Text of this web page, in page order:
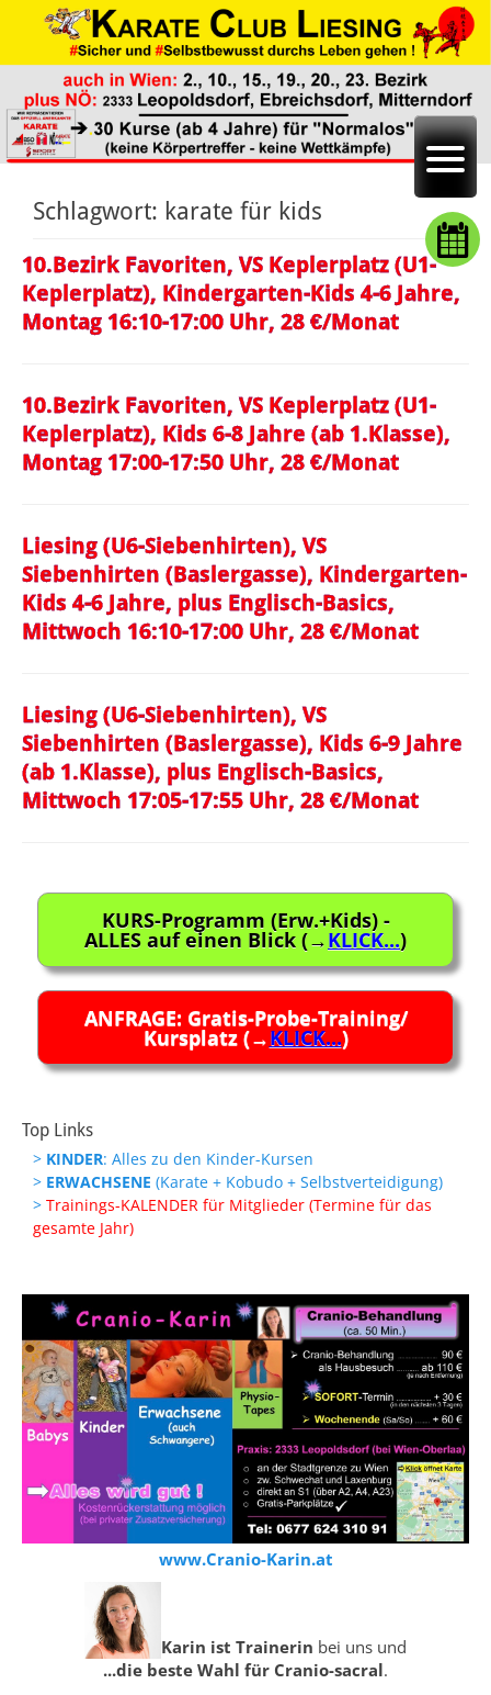
Schlagwort: karate für kids
10.Bezirk Favoriten, VS Keplerplatz (U1-
Keplerplatz), Kindergarten-Kids 4-6 Jahre,
Montag 16:10-17:00 Uhr, 28 €/Monat
10.Bezirk Favoriten, VS Keplerplatz (U1-
Keplerplatz), Kids 6-8 Jahre (ab 1.Klasse),
Montag 17:00-17:50 Uhr, 28 €/Monat
Liesing (U6-Siebenhirten), VS
Siebenhirten (Baslergasse), Kindergarten-
Kids 4-6 Jahre, plus Englisch-Basics,
Mittwoch 16:10-17:00 Uhr, 28 €/Monat
Liesing (U6-Siebenhirten), VS
Siebenhirten (Baslergasse), Kids 6-9 Jahre
(ab 1.Klasse), plus Englisch-Basics,
Mittwoch 17:05-17:55 Uhr, 28 €/Monat
KURS-Programm (Erw.+Kids) -
ALLES auf einen Blick (→KLICK...)
ANFRAGE: Gratis-Probe-Training/
Kursplatz (→KLICK...)
Top Links
> KINDER: Alles zu den Kinder-Kursen
> ERWACHSENE (Karate + Kobudo + Selbstverteidigung)
> Trainings-KALENDER für Mitglieder (Termine für das
gesamte Jahr)
www.Cranio-Karin.at
Karin ist Trainerin bei uns und
...die beste Wahl für Cranio-sacral.